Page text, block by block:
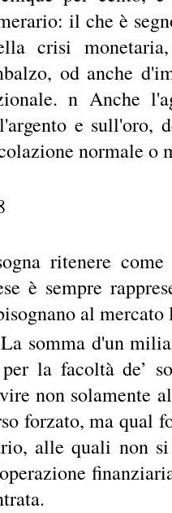
il che è
crisi
od anche
n Anche
e sull'oro,
normale o
ritenere
è sempre
al mercato
somma d'un
la facoltà de’
non solamente
forzato, ma qual
alle quali non